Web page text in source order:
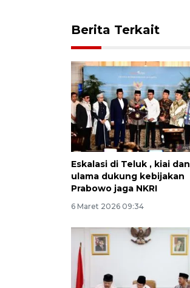
Berita Terkait
Eskalasi di Teluk , kiai dan
ulama dukung kebijakan
Prabowo jaga NKRI
6 Maret 2026 09:34